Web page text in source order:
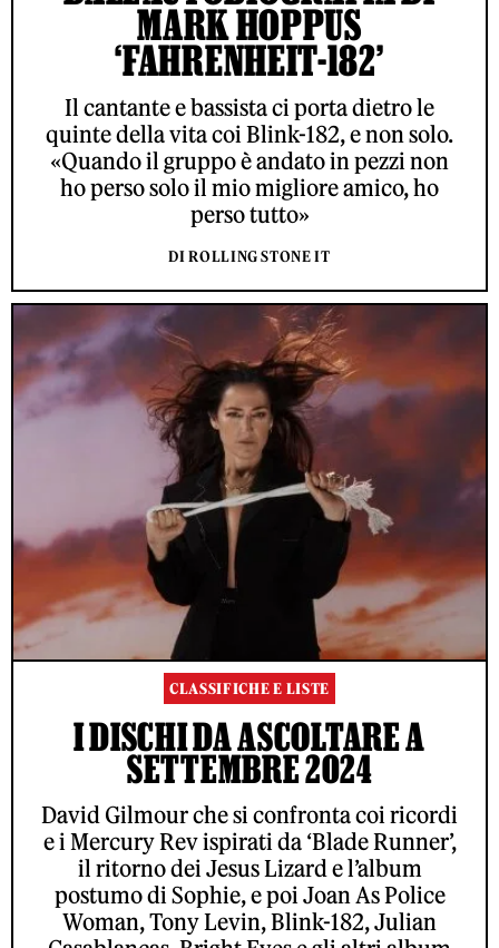
MARK HOPPUS
‘FAHRENHEIT-182’
Il cantante e bassista ci porta dietro le
quinte della vita coi Blink-182, e non solo.
«Quando il gruppo è andato in pezzi non
ho perso solo il mio migliore amico, ho
perso tutto»
DI ROLLING STONE IT
CLASSIFICHE E LISTE
I DISCHI DA ASCOLTARE A
SETTEMBRE 2024
David Gilmour che si confronta coi ricordi
e i Mercury Rev ispirati da ‘Blade Runner’,
il ritorno dei Jesus Lizard e l’album
postumo di Sophie, e poi Joan As Police
Woman, Tony Levin, Blink-182, Julian